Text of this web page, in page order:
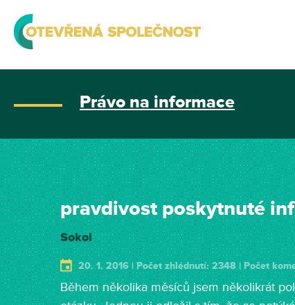
Právo na informace
pravdivost poskytnuté
Sokol
20. 1. 2016 | Počet zhlédnutí: 2348 | Počet
Během několika měsíců jsem několikrát